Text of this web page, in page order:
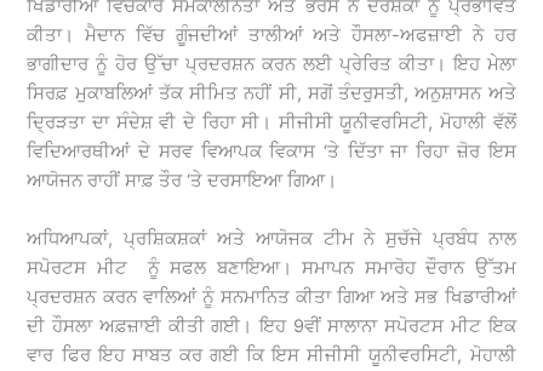
ਖਿਡਾਰੀਆਂ ਵਿਚਕਾਰ ਸਮਕਾਲੀਨਤਾ ਅਤੇ ਭਰੋਸੇ ਨੇ ਦਰਸ਼ਕਾਂ ਨੂੰ ਪ੍ਰਭਾਵਿਤ
ਕੀਤਾ। ਮੈਦਾਨ ਵਿੱਚ ਗੂੰਜਦੀਆਂ ਤਾਲੀਆਂ ਅਤੇ ਹੌਸਲਾ-ਅਫਜ਼ਾਈ ਨੇ ਹਰ
ਭਾਗੀਦਾਰ ਨੂੰ ਹੋਰ ਉੱਚਾ ਪ੍ਰਦਰਸ਼ਨ ਕਰਨ ਲਈ ਪ੍ਰੇਰਿਤ ਕੀਤਾ। ਇਹ ਮੇਲਾ
ਸਿਰਫ਼ ਮੁਕਾਬਲਿਆਂ ਤੱਕ ਸੀਮਿਤ ਨਹੀਂ ਸੀ, ਸਗੋਂ ਤੰਦਰੁਸਤੀ, ਅਨੁਸ਼ਾਸਨ ਅਤੇ
ਦ੍ਰਿੜਤਾ ਦਾ ਸੰਦੇਸ਼ ਵੀ ਦੇ ਰਿਹਾ ਸੀ। ਸੀਜੀਸੀ ਯੂਨੀਵਰਸਿਟੀ, ਮੋਹਾਲੀ ਵੱਲੋਂ
ਵਿਦਿਆਰਥੀਆਂ ਦੇ ਸਰਵ ਵਿਆਪਕ ਵਿਕਾਸ ‘ਤੇ ਦਿੱਤਾ ਜਾ ਰਿਹਾ ਜ਼ੋਰ ਇਸ
ਆਯੋਜਨ ਰਾਹੀਂ ਸਾਫ਼ ਤੌਰ ‘ਤੇ ਦਰਸਾਇਆ ਗਿਆ।
ਅਧਿਆਪਕਾਂ, ਪ੍ਰਸ਼ਿਕਸ਼ਕਾਂ ਅਤੇ ਆਯੋਜਕ ਟੀਮ ਨੇ ਸੁਚੱਜੇ ਪ੍ਰਬੰਧ ਨਾਲ
ਸਪੋਰਟਸ ਮੀਟ ਨੂੰ ਸਫਲ ਬਣਾਇਆ। ਸਮਾਪਨ ਸਮਾਰੋਹ ਦੌਰਾਨ ਉੱਤਮ
ਪ੍ਰਦਰਸ਼ਨ ਕਰਨ ਵਾਲਿਆਂ ਨੂੰ ਸਨਮਾਨਿਤ ਕੀਤਾ ਗਿਆ ਅਤੇ ਸਭ ਖਿਡਾਰੀਆਂ
ਦੀ ਹੌਸਲਾ ਅਫ਼ਜ਼ਾਈ ਕੀਤੀ ਗਈ। ਇਹ 9ਵੀਂ ਸਾਲਾਨਾ ਸਪੋਰਟਸ ਮੀਟ ਇਕ
ਵਾਰ ਫਿਰ ਇਹ ਸਾਬਤ ਕਰ ਗਈ ਕਿ ਇਸ ਸੀਜੀਸੀ ਯੂਨੀਵਰਸਿਟੀ, ਮੋਹਾਲੀ